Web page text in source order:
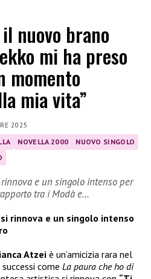
nuovo brano
mi ha preso
momento
mia vita”
2025
NOVELLA 2000
NUOVO SINGOLO
e un singolo intenso per
tra i Modà e…
rinnova e un singolo intenso
Atzei è un’amicizia rara nel
come La paura che ho di